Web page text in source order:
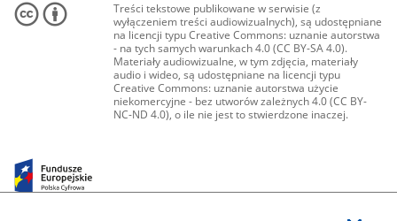
Treści tekstowe publikowane w serwisie (z
wyłączeniem treści audiowizualnych), są udostępniane
na licencji typu Creative Commons: uznanie autorstwa
- na tych samych warunkach 4.0 (CC BY-SA 4.0).
Materiały audiowizualne, w tym zdjęcia, materiały
audio i wideo, są udostępniane na licencji typu
Creative Commons: uznanie autorstwa użycie
niekomercyjne - bez utworów zależnych 4.0 (CC BY-
NC-ND 4.0), o ile nie jest to stwierdzone inaczej.